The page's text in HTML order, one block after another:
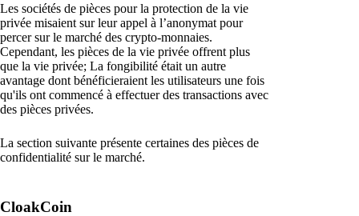
Les sociétés de pièces pour la protection de la vie
privée misaient sur leur appel à l’anonymat pour
percer sur le marché des crypto-monnaies.
Cependant, les pièces de la vie privée offrent plus
que la vie privée; La fongibilité était un autre
avantage dont bénéficieraient les utilisateurs une fois
qu'ils ont commencé à effectuer des transactions avec
des pièces privées.
La section suivante présente certaines des pièces de
confidentialité sur le marché.
CloakCoin